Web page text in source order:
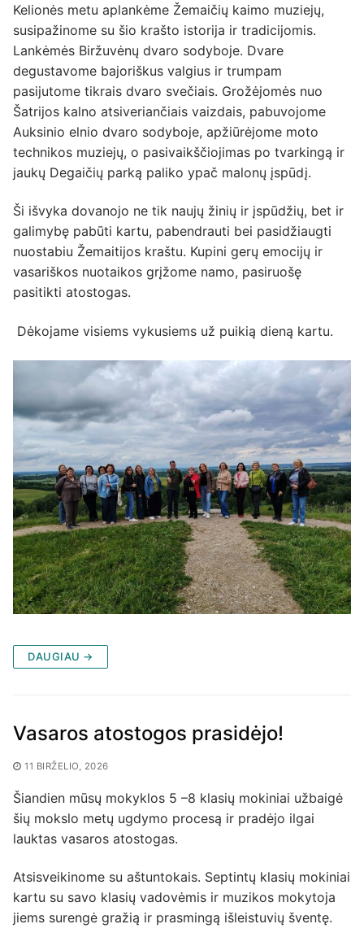
Kelionės metu aplankėme Žemaičių kaimo muziejų,
susipažinome su šio krašto istorija ir tradicijomis.
Lankėmės Biržuvėnų dvaro sodyboje. Dvare
degustavome bajoriškus valgius ir trumpam
pasijutome tikrais dvaro svečiais. Grožėjomės nuo
Šatrijos kalno atsiveriančiais vaizdais, pabuvojome
Auksinio elnio dvaro sodyboje, apžiūrėjome moto
technikos muziejų, o pasivaikščiojimas po tvarkingą ir
jaukų Degaičių parką paliko ypač malonų įspūdį.
Ši išvyka dovanojo ne tik naujų žinių ir įspūdžių, bet ir
galimybę pabūti kartu, pabendrauti bei pasidžiaugti
nuostabiu Žemaitijos kraštu. Kupini gerų emocijų ir
vasariškos nuotaikos grįžome namo, pasiruošę
pasitikti atostogas.
Dėkojame visiems vykusiems už puikią dieną kartu.
DAUGIAU →
Vasaros atostogos prasidėjo!
11 BIRŽELIO, 2026
Šiandien mūsų mokyklos 5 –8 klasių mokiniai užbaigė
šių mokslo metų ugdymo procesą ir pradėjo ilgai
lauktas vasaros atostogas.
Atsisveikinome su aštuntokais. Septintų klasių mokiniai
kartu su savo klasių vadovėmis ir muzikos mokytoja
jiems surengė gražią ir prasmingą išleistuvių šventę.